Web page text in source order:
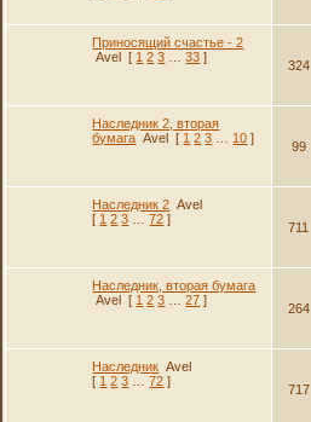
Приносящий счастье - 2
Avel [ 1 2 3 33 ]
324
Наследник 2, вторая
бумага Avel [ 1 2 3 10 ]
99
Наследник 2 Avel
[ 1 2 3 72 ]
711
Наследник, вторая бумага
Avel [ 1 2 3 27 ]
264
Наследник Avel
[ 1 2 3 72 ]
717